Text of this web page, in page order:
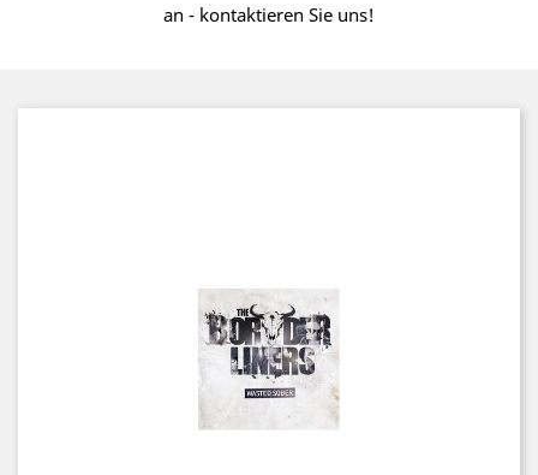
an - kontaktieren Sie uns!